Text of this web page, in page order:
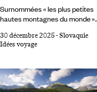
Surnommées « les plus petites
hautes montagnes du monde »,
kilomètres au nord-est de
Bratislava. Si leurs sommets ne
alpins, leurs arêtes nettes et la
densité des paysages
captivent tout autant. En une
30 décembre 2025-Slovaquie
Idées voyage